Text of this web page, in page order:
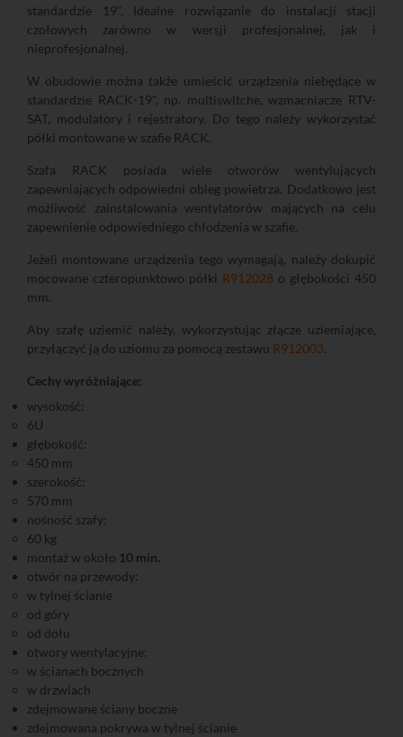
standardzie 19". Idealne rozwiązanie do instalacji stacji
czołowych zarówno w wersji profesjonalnej, jak i
nieprofesjonalnej.
W obudowie można także umieścić urządzenia niebędące w
standardzie RACK-19", np. multiswitche, wzmacniacze RTV-
SAT, modulatory i rejestratory. Do tego należy wykorzystać
półki montowane w szafie RACK.
Szafa RACK posiada wiele otworów wentylujących
zapewniających odpowiedni obieg powietrza. Dodatkowo jest
możliwość zainstalowania wentylatorów mających na celu
zapewnienie odpowiedniego chłodzenia w szafie.
Jeżeli montowane urządzenia tego wymagają, należy dokupić
mocowane czteropunktowo półki R912028 o głębokości 450
mm.
Aby szafę uziemić należy, wykorzystując złącze uziemiające,
przyłączyć ją do uziomu za pomocą zestawu R912003.
Cechy wyróżniające:
wysokość:
6U
głębokość:
450 mm
szerokość:
570 mm
nośność szafy:
60 kg
montaż w około 10 min.
otwór na przewody:
w tylnej ścianie
od góry
od dołu
otwory wentylacyjne:
w ścianach bocznych
w drzwiach
zdejmowane ściany boczne
zdejmowana pokrywa w tylnej ścianie